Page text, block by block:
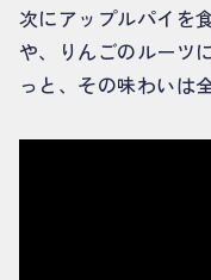
次にアップルパイを
や、りんごのルーツ
っと、その味わいは